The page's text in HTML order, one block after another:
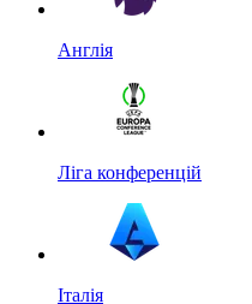
Англія
Ліга конференцій
Італія